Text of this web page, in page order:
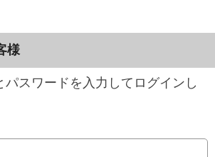
様
パスワードを入力してログインし